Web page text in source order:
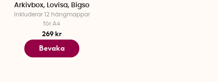
Arkivbox, Lovisa, Bigso
Inkluderar 12 hängmappar
för A4
269 kr
Bevaka